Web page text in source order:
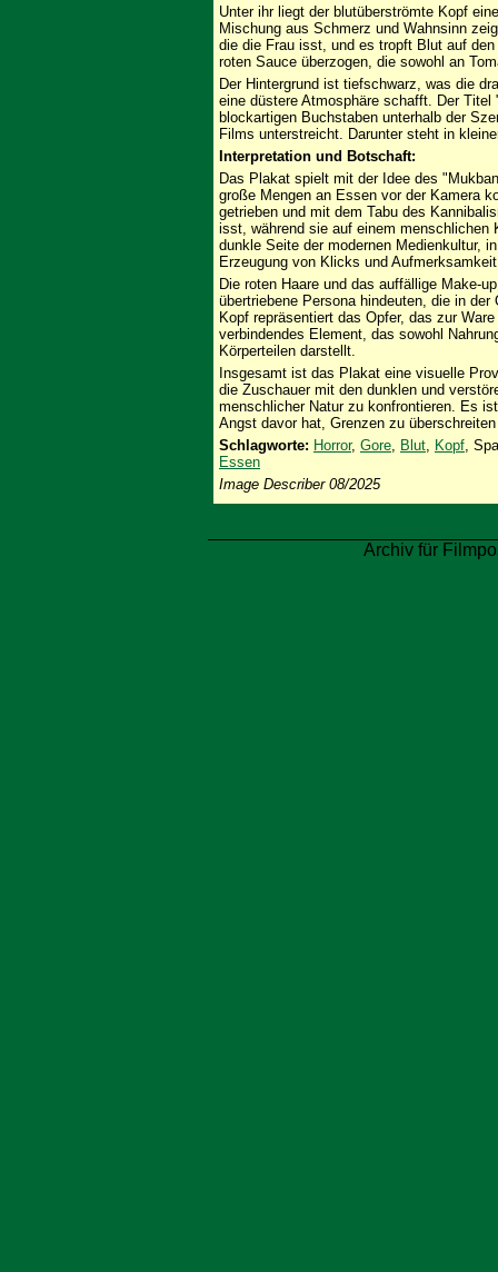
Unter ihr liegt der blutüberströmte Kopf
Mischung aus Schmerz und Wahnsinn
die die Frau isst, und es tropft Blut auf
roten Sauce überzogen, die sowohl an
Der Hintergrund ist tiefschwarz, was die
eine düstere Atmosphäre schafft. Der
blockartigen Buchstaben unterhalb der
Films unterstreicht. Darunter steht in
Interpretation und Botschaft:
Das Plakat spielt mit der Idee des
große Mengen an Essen vor der Kamera
getrieben und mit dem Tabu des
isst, während sie auf einem
dunkle Seite der modernen Medienkultur,
Erzeugung von Klicks und
Die roten Haare und das auffällige Make-
übertriebene Persona hindeuten, die in
Kopf repräsentiert das Opfer, das zur
verbindendes Element, das sowohl
Körperteilen darstellt.
Insgesamt ist das Plakat eine visuelle
die Zuschauer mit den dunklen und
menschlicher Natur zu konfrontieren. Es
Angst davor hat, Grenzen zu
Schlagworte: Horror, Gore, Blut, Kopf,
Essen
Image Describer 08/2025
Archiv für